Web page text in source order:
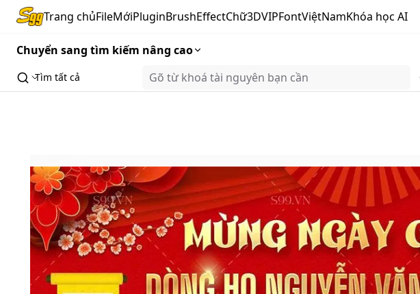
Trang chủFileMớiPluginBrushEffectChữ3DVIPFontViệtNamKhóa học AI
Chuyển sang tìm kiếm nâng cao
Tìm tất cả